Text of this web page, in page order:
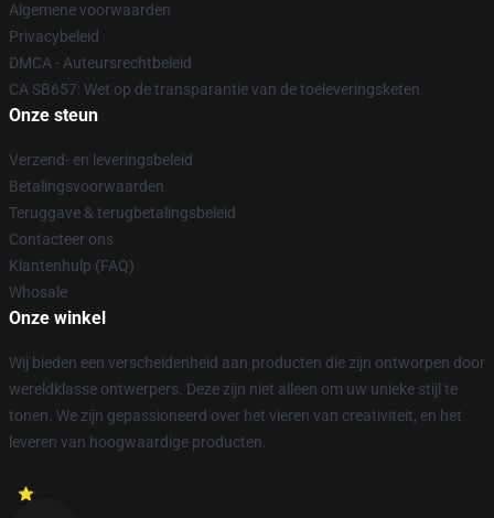
Algemene voorwaarden
Privacybeleid
DMCA - Auteursrechtbeleid
CA SB657: Wet op de transparantie van de toeleveringsketen
Onze steun
Verzend- en leveringsbeleid
Betalingsvoorwaarden
Teruggave & terugbetalingsbeleid
Contacteer ons
Klantenhulp (FAQ)
Whosale
Onze winkel
Wij bieden een verscheidenheid aan producten die zijn ontworpen door
wereldklasse ontwerpers. Deze zijn niet alleen om uw unieke stijl te
tonen. We zijn gepassioneerd over het vieren van creativiteit, en het
leveren van hoogwaardige producten.